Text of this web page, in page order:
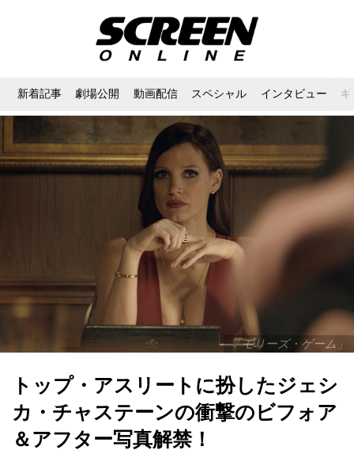
新着記事 劇場公開 動画配信 スペシャル インタビュー
「モリーズ・ゲーム」
トップ・アスリートに扮したジェシ
カ・チャステーンの衝撃のビフォア
＆アフター写真解禁！